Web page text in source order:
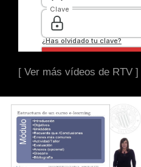
[ Ver más vídeos de RTV ]